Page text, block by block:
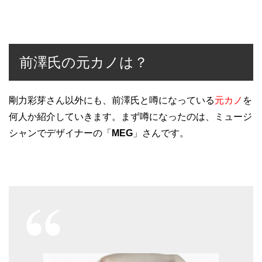
前澤氏の元カノは？
剛力彩芽さん以外にも、前澤氏と噂になっている元カノ を
何人か紹介していきます。まず噂になったのは、ミュージ
シャンでデザイナーの「 MEG 」さんです。